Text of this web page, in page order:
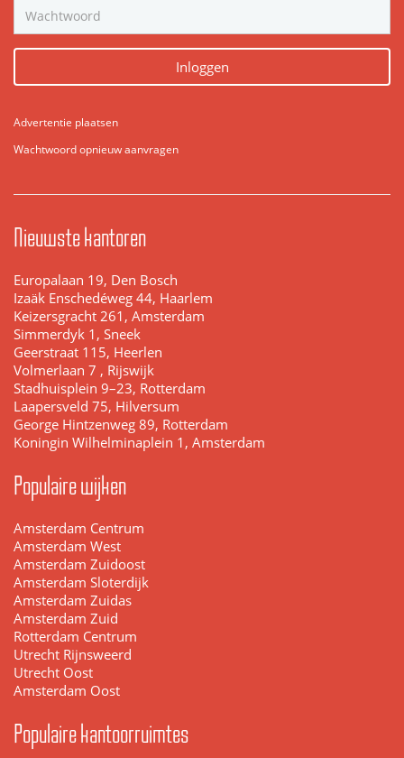
Inloggen
Advertentie plaatsen
Wachtwoord opnieuw aanvragen
Nieuwste kantoren
Europalaan 19, Den Bosch
Izaäk Enschedéweg 44, Haarlem
Keizersgracht 261, Amsterdam
Simmerdyk 1, Sneek
Geerstraat 115, Heerlen
Volmerlaan 7 , Rijswijk
Stadhuisplein 9–23, Rotterdam
Laapersveld 75, Hilversum
George Hintzenweg 89, Rotterdam
Koningin Wilhelminaplein 1, Amsterdam
Populaire wijken
Amsterdam Centrum
Amsterdam West
Amsterdam Zuidoost
Amsterdam Sloterdijk
Amsterdam Zuidas
Amsterdam Zuid
Rotterdam Centrum
Utrecht Rijnsweerd
Utrecht Oost
Amsterdam Oost
Populaire kantoorruimtes